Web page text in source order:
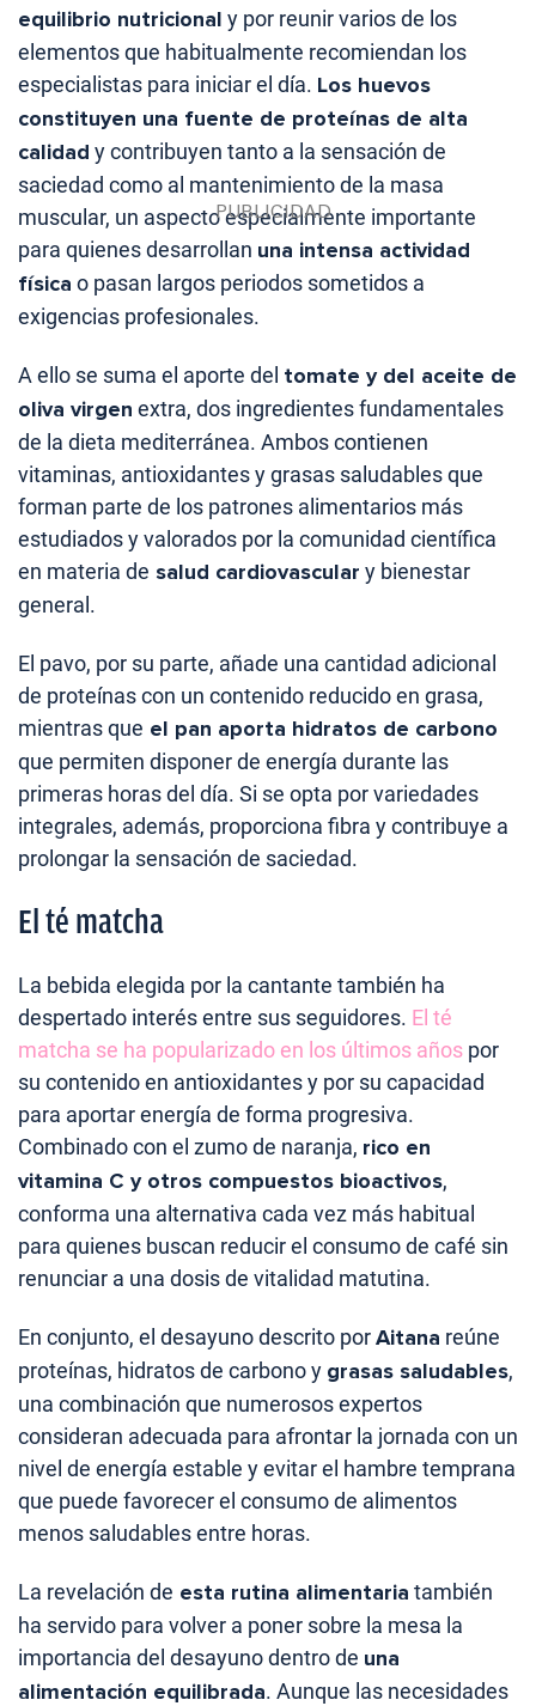
equilibrio nutricional y por reunir varios de los
elementos que habitualmente recomiendan los
especialistas para iniciar el día. Los huevos
constituyen una fuente de proteínas de alta
calidad y contribuyen tanto a la sensación de
saciedad como al mantenimiento de la masa
muscular, un aspecto especialmente importante
para quienes desarrollan una intensa actividad
física o pasan largos periodos sometidos a
exigencias profesionales.
A ello se suma el aporte del tomate y del aceite de
oliva virgen extra, dos ingredientes fundamentales
de la dieta mediterránea. Ambos contienen
vitaminas, antioxidantes y grasas saludables que
forman parte de los patrones alimentarios más
estudiados y valorados por la comunidad científica
en materia de salud cardiovascular y bienestar
general.
El pavo, por su parte, añade una cantidad adicional
de proteínas con un contenido reducido en grasa,
mientras que el pan aporta hidratos de carbono
que permiten disponer de energía durante las
primeras horas del día. Si se opta por variedades
integrales, además, proporciona fibra y contribuye a
prolongar la sensación de saciedad.
El té matcha
La bebida elegida por la cantante también ha
despertado interés entre sus seguidores. El té
matcha se ha popularizado en los últimos años por
su contenido en antioxidantes y por su capacidad
para aportar energía de forma progresiva.
Combinado con el zumo de naranja, rico en
vitamina C y otros compuestos bioactivos,
conforma una alternativa cada vez más habitual
para quienes buscan reducir el consumo de café sin
renunciar a una dosis de vitalidad matutina.
En conjunto, el desayuno descrito porAitana reúne
proteínas, hidratos de carbono y grasas saludables,
una combinación que numerosos expertos
consideran adecuada para afrontar la jornada con un
nivel de energía estable y evitar el hambre temprana
que puede favorecer el consumo de alimentos
menos saludables entre horas.
La revelación de esta rutina alimentaria también
ha servido para volver a poner sobre la mesa la
importancia del desayuno dentro de una
alimentación equilibrada. Aunque las necesidades